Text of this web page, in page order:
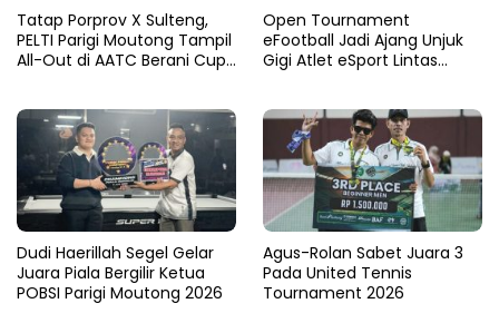
Tatap Porprov X Sulteng,
PELTI Parigi Moutong Tampil
All-Out di AATC Berani Cup
Open Tournament
eFootball Jadi Ajang Unjuk
Gigi Atlet eSport Lintas
Dudi Haerillah Segel Gelar
Juara Piala Bergilir Ketua
POBSI Parigi Moutong 2026
Agus-Rolan Sabet Juara 3
Pada United Tennis
Tournament 2026